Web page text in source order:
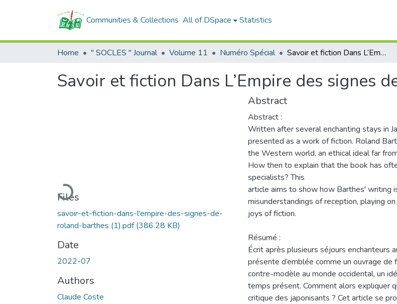
Communities & Collections All of DSpace Statistics
Home " SOCLES " Journal Volume 11 Numéro Spécial Savoir et fiction Dans L’Empire des signes de Roland Barthes
Savoir et fiction Dans L’Empire des signes
Loading...
Files
savoir-et-fiction-dans-l'empire-des-signes-de-
roland-barthes (1).pdf(386.28 KB)
Date
2022-07
Authors
Claude Coste
Abstract
Abstract :
Written after several enchanting stays in
presented as a work of fiction. Roland
the Western world, an ethical ideal far
How then to explain that the book has
specialists? This
article aims to show how Barthes' writing
misunderstandings of reception, playing
joys of fiction.
Résumé :
Écrit après plusieurs séjours enchanteurs
présente d’emblée comme un ouvrage de
contre-modèle au monde occidental, un
temps présent. Comment alors expliquer
critique des japonisants ? Cet article se